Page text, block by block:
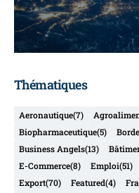
Thématiques
Aeronautique(7)
Biopharmaceutique(5)
Business Angels(13)
E-Commerce(8) Emploi(51)
Export(70) Featured(4)